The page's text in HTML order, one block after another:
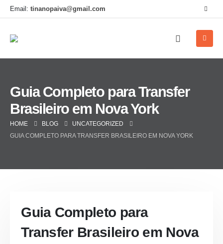
Email: tinanopaiva@gmail.com
Guia Completo para Transfer
Brasileiro em Nova York
HOME BLOG
UNCATEGORIZED
GUIA COMPLETO PARA TRANSFER BRASILEIRO EM NOVA YORK
Guia Completo para
Transfer Brasileiro em Nova